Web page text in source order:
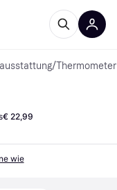
/
€ 22,99
wie